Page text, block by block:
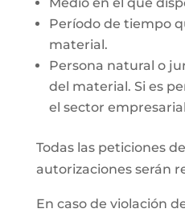
Período de tiempo
material.
Persona natural o
del material. Si es
el sector
Todas las peticiones
autorizaciones serán
En caso de violación